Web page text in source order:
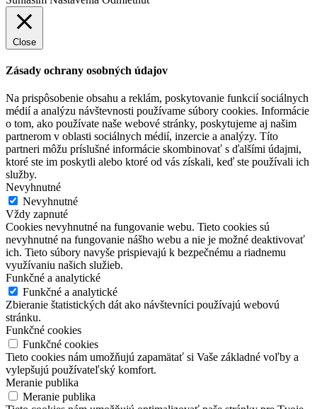
Close
Zásady ochrany osobných údajov
Na prispôsobenie obsahu a reklám, poskytovanie funkcií sociálnych
médií a analýzu návštevnosti používame súbory cookies. Informácie
o tom, ako používate naše webové stránky, poskytujeme aj našim
partnerom v oblasti sociálnych médií, inzercie a analýzy. Títo
partneri môžu príslušné informácie skombinovať s ďalšími údajmi,
ktoré ste im poskytli alebo ktoré od vás získali, keď ste používali ich
služby.
Nevyhnutné
Nevyhnutné
Vždy zapnuté
Cookies nevyhnutné na fungovanie webu. Tieto cookies sú
nevyhnutné na fungovanie nášho webu a nie je možné deaktivovať
ich. Tieto súbory navyše prispievajú k bezpečnému a riadnemu
využívaniu našich služieb.
Funkčné a analytické
Funkčné a analytické
Zbieranie štatistických dát ako návštevníci používajú webovú
stránku.
Funkčné cookies
Funkčné cookies
Tieto cookies nám umožňujú zapamätať si Vaše základné voľby a
vylepšujú používateľský komfort.
Meranie publika
Meranie publika